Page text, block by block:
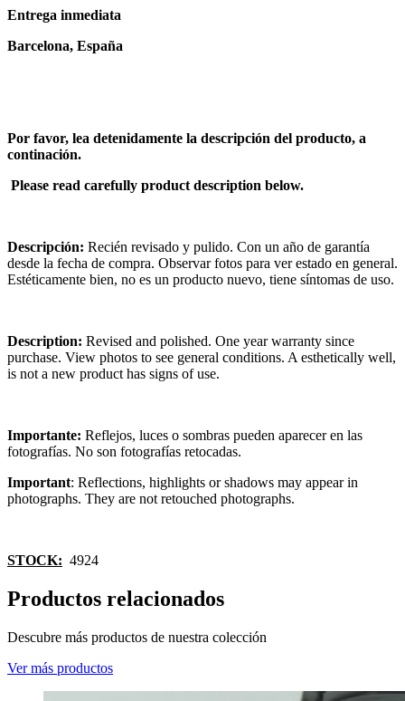
Entrega inmediata
Barcelona, España
Por favor, lea detenidamente la descripción del producto, a
continación.
Please read carefully product description below.
Descripción: Recién revisado y pulido. Con un año de garantía
desde la fecha de compra. Observar fotos para ver estado en general.
Estéticamente bien, no es un producto nuevo, tiene síntomas de uso.
Description: Revised and polished. One year warranty since
purchase. View photos to see general conditions. A esthetically well,
is not a new product has signs of use.
Importante: Reflejos, luces o sombras pueden aparecer en las
fotografías. No son fotografías retocadas.
Important: Reflections, highlights or shadows may appear in
photographs. They are not retouched photographs.
STOCK: 4924
Productos relacionados
Descubre más productos de nuestra colección
Ver más productos